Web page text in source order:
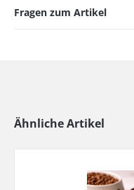
Fragen zum Artikel
Ähnliche Artikel